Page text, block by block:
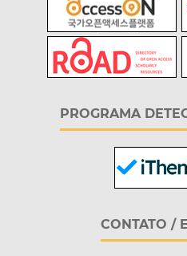
PROGRAMA
CONTATO /